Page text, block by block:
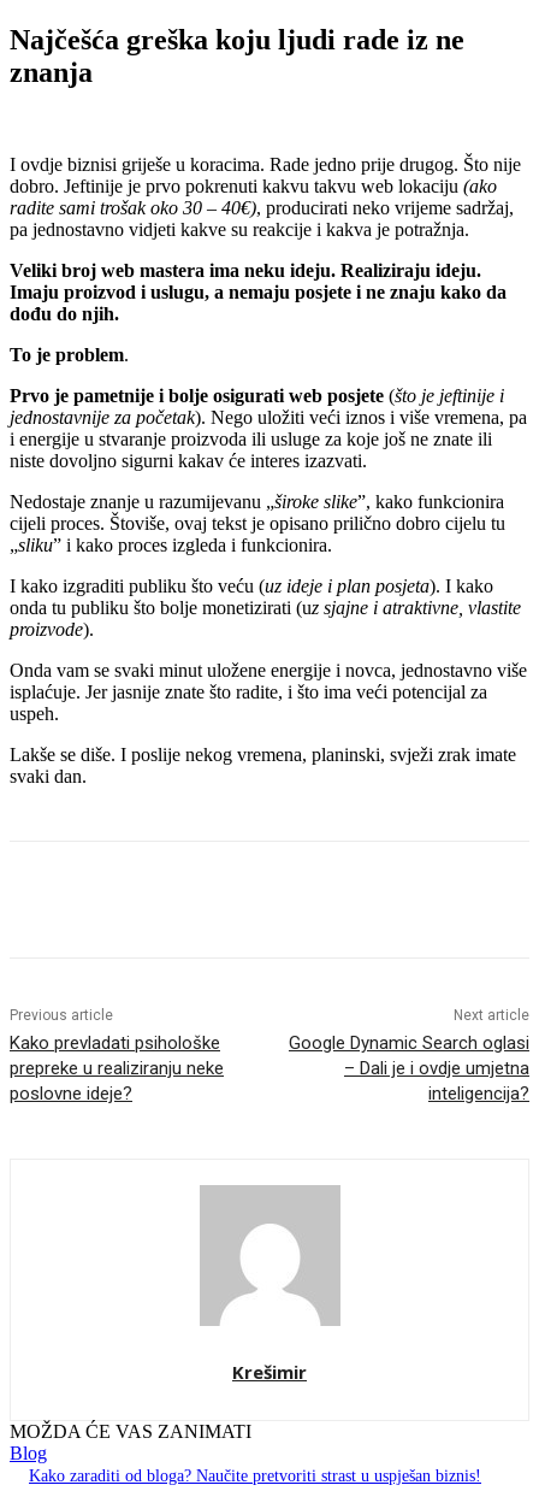
Najčešća greška koju ljudi rade iz ne
znanja
I ovdje biznisi griješe u koracima. Rade jedno prije drugog. Što nije
dobro. Jeftinije je prvo pokrenuti kakvu takvu web lokaciju (ako
radite sami trošak oko 30 – 40€), producirati neko vrijeme sadržaj,
pa jednostavno vidjeti kakve su reakcije i kakva je potražnja.
Veliki broj web mastera ima neku ideju. Realiziraju ideju.
Imaju proizvod i uslugu, a nemaju posjete i ne znaju kako da
dođu do njih.
To je problem.
Prvo je pametnije i bolje osigurati web posjete (što je jeftinije i
jednostavnije za početak). Nego uložiti veći iznos i više vremena, pa
i energije u stvaranje proizvoda ili usluge za koje još ne znate ili
niste dovoljno sigurni kakav će interes izazvati.
Nedostaje znanje u razumijevanu „široke slike”, kako funkcionira
cijeli proces. Štoviše, ovaj tekst je opisano prilično dobro cijelu tu
„sliku” i kako proces izgleda i funkcionira.
I kako izgraditi publiku što veću (uz ideje i plan posjeta). I kako
onda tu publiku što bolje monetizirati (uz sjajne i atraktivne, vlastite
proizvode).
Onda vam se svaki minut uložene energije i novca, jednostavno više
isplaćuje. Jer jasnije znate što radite, i što ima veći potencijal za
uspeh.
Lakše se diše. I poslije nekog vremena, planinski, svježi zrak imate
svaki dan.
Previous article
Kako prevladati psihološke
prepreke u realiziranju neke
poslovne ideje?
Next article
Google Dynamic Search oglasi
– Dali je i ovdje umjetna
inteligencija?
Krešimir
MOŽDA ĆE VAS ZANIMATI
Blog
Kako zaraditi od bloga? Naučite pretvoriti strast u uspješan biznis!